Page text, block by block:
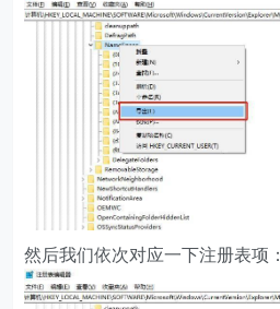
然后我们依次对应一下注册表项：